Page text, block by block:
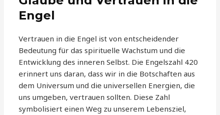
Engel
Vertrauen in die Engel ist von entscheidender
Bedeutung für das spirituelle Wachstum und die
Entwicklung des inneren Selbst. Die Engelszahl 420
erinnert uns daran, dass wir in die Botschaften aus
dem Universum und die universellen Energien, die
uns umgeben, vertrauen sollten. Diese Zahl
symbolisiert einen Weg zu unserem Lebensziel,